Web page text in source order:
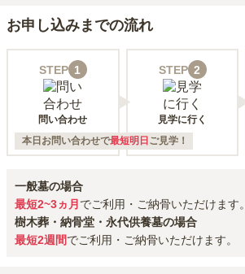
お申し込みまでの流れ
STEP 1
問い合わせ
STEP 2
見学に行く
本日お問い合わせで最短明日 ご見学！
一般墓の場合
最短2~3ヵ月 でご利用・ご納骨いただけます。
樹木葬・納骨堂・永代供養墓の場合
最短2週間でご利用・ご納骨いただけます。